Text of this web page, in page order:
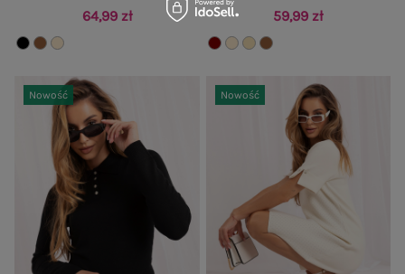
64,99 zł 59,99 zł
Nowość Nowość